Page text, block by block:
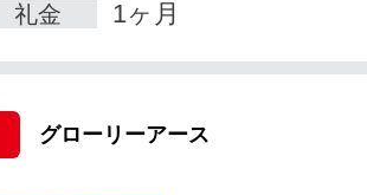
礼金 1ヶ月
グローリーアース